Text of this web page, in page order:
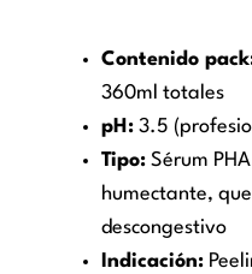
Contenido
360ml totales
pH: 3.5
Tipo: Sérum
humectante,
descongestivo
Indicación: